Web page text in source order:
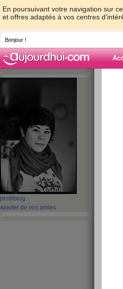
En poursuivant votre navigation sur
et offres adaptés à vos centres
Bonjour !
profil blog
ajouter de vos amies
‹